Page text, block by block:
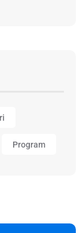
Program